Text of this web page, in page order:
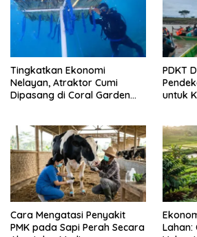
Tingkatkan Ekonomi
Nelayan, Atraktor Cumi
Dipasang di Coral Garden
PDKT
untuk
Cara Mengatasi Penyakit
PMK pada Sapi Perah Secara
Lahan: